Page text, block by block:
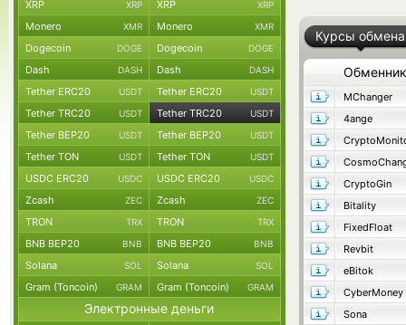
Курсы обмена
Обменник
MChanger
4ange
CryptoGin
Bitality
FixedFloat
Revbit
eBitok
CyberMoney
Sona
XRP XRP XRP XRP
Monero XMR Monero XMR
Dogecoin DOGE Dogecoin DOGE
Dash DASH Dash DASH
Tether ERC20 USDT Tether ERC20 USDT
Tether TRC20 USDT Tether TRC20 USDT
Tether BEP20 USDT Tether BEP20 USDT
Tether TON USDT Tether TON USDT
USDC ERC20 USDC USDC ERC20 USDC
Zcash ZEC Zcash ZEC
TRON TRX TRON TRX
BNB BEP20 BNB BNB BEP20 BNB
Solana SOL Solana SOL
Gram (Toncoin) GRAM Gram (Toncoin) GRAM
Электронные деньги